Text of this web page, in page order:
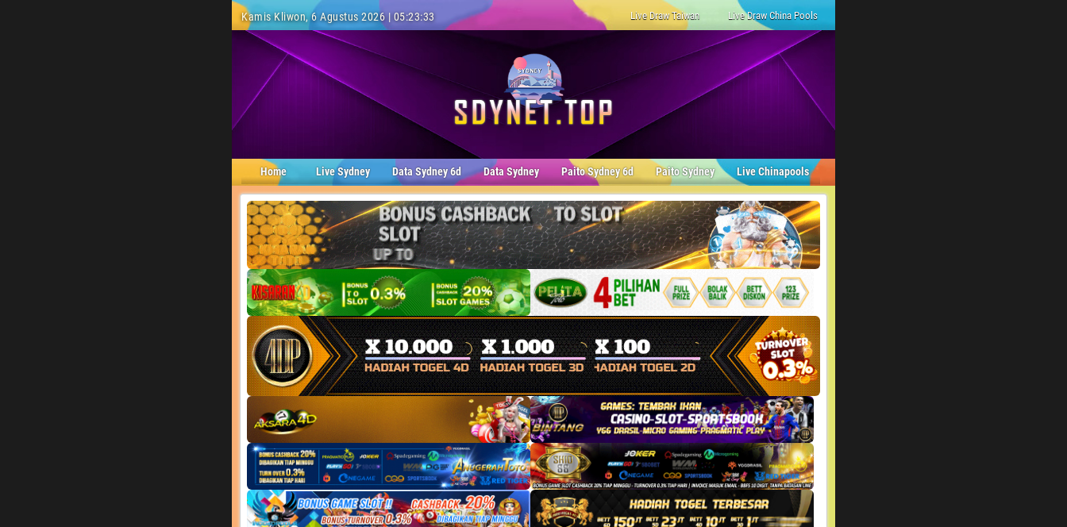
Kamis Kliwon, 6 Agustus 2026 | 05:23:35 Live Draw Taiwan Live Draw China Pools
Home Live Sydney Data Sydney 6d Data Sydney Paito Sydney 6d Paito Sydney Live Chinapools